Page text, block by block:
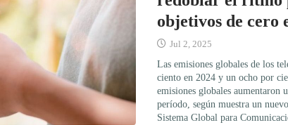
objetivos de cero
Jul 2, 2025
Las emisiones globales de los
ciento en 2024 y un ocho por
emisiones globales aumentaron
período, según muestra un
Sistema Global para